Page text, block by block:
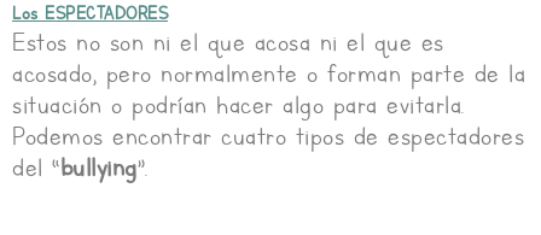
Los ESPECTADORES
Estos no son ni el que acosa ni el que es
acosado, pero normalmente o forman parte de la
situación o podrían hacer algo para evitarla.
Podemos encontrar cuatro tipos de espectadores
del “bullying”.